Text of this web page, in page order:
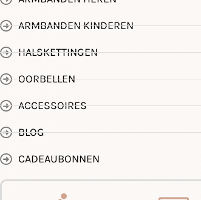
ARMBANDEN KINDEREN
HALSKETTINGEN
OORBELLEN
ACCESSOIRES
BLOG
CADEAUBONNEN